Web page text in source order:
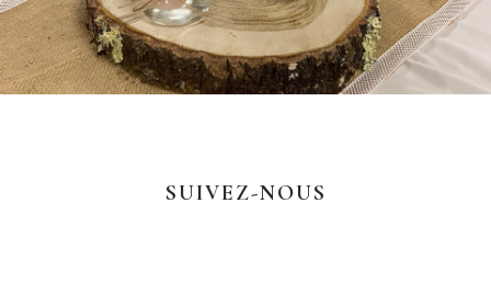
SUIVEZ-NOUS